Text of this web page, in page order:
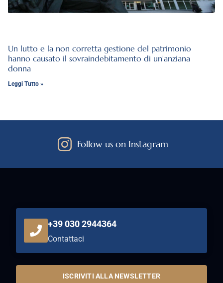
Un lutto e la non corretta gestione del patrimonio
hanno causato il sovraindebitamento di un’anziana
donna
Leggi Tutto »
Follow us on Instagram
+39 030 2944364
Contattaci
ISCRIVITI ALLA NEWSLETTER